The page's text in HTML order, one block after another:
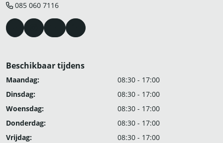
085 060 7116
Beschikbaar tijdens
Maandag:
08:30 - 17:00
Dinsdag:
08:30 - 17:00
Woensdag:
08:30 - 17:00
Donderdag:
08:30 - 17:00
Vrijdag:
08:30 - 17:00